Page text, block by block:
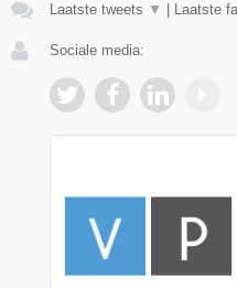
Laatste tweets ▼ Laatste
Sociale media: